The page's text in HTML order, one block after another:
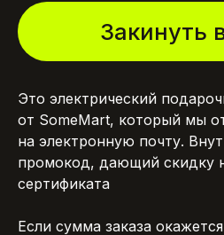
Закинуть
Это электрический
от SomeMart, который мы
на электронную почту.
промокод, дающий скидку
сертификата
Если сумма заказа